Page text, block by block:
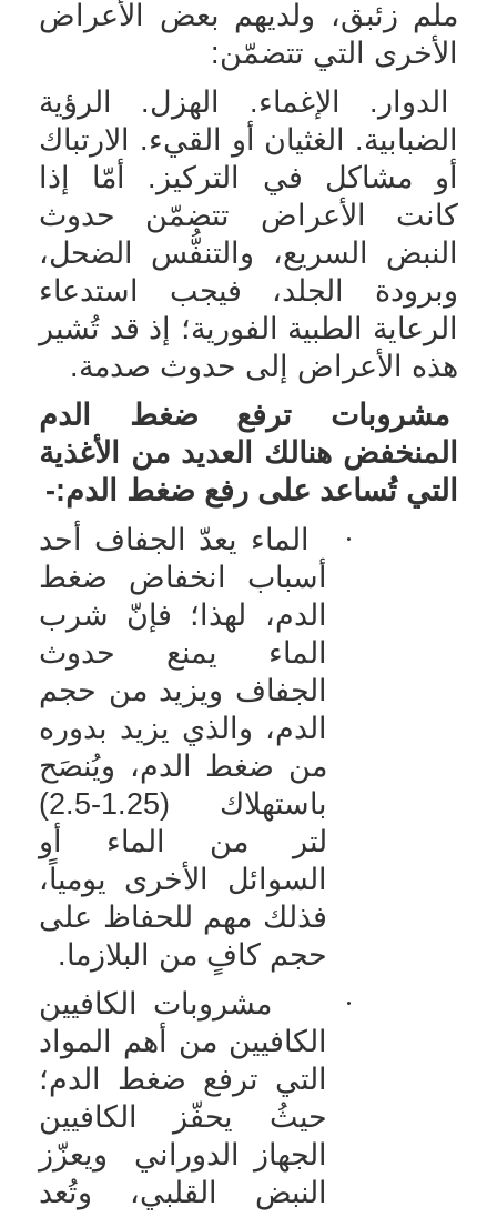
ملم زئبق، ولديهم بعض الأعراض
الأخرى التي تتضمّن:
الدوار. الإغماء. الهزل. الرؤية
الضبابية. الغثيان أو القيء. الارتباك
أو مشاكل في التركيز. أمّا إذا
كانت الأعراض تتضمّن حدوث
النبض السريع، والتنفُّس الضحل،
وبرودة الجلد، فيجب استدعاء
الرعاية الطبية الفورية؛ إذ قد تُشير
هذه الأعراض إلى حدوث صدمة.
مشروبات ترفع ضغط الدم
المنخفض هنالك العديد من الأغذية
التي تُساعد على رفع ضغط الدم:-
·
الماء يعدّ الجفاف أحد
أسباب انخفاض ضغط
الدم، لهذا؛ فإنّ شرب
الماء يمنع حدوث
الجفاف ويزيد من حجم
الدم، والذي يزيد بدوره
من ضغط الدم، ويُنصَح
باستهلاك (1.25-2.5)
لتر من الماء أو
السوائل الأخرى يومياً،
فذلك مهم للحفاظ على
حجم كافٍ من البلازما.
·
مشروبات الكافيين
الكافيين من أهم المواد
التي ترفع ضغط الدم؛
حيثُ يحفّز الكافيين
الجهاز الدوراني ويعزّز
النبض القلبي، وتُعد